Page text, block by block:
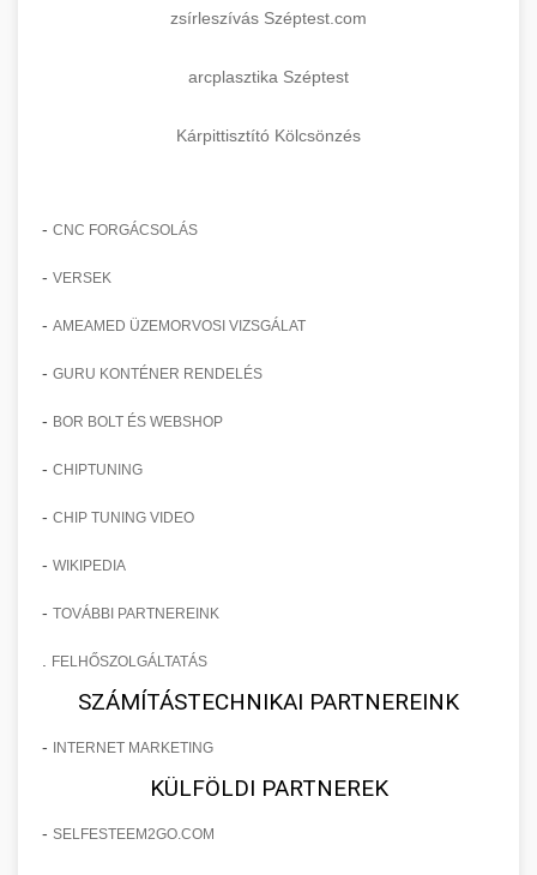
zsírleszívás Széptest.com
arcplasztika Széptest
Kárpittisztító Kölcsönzés
- CNC FORGÁCSOLÁS
- VERSEK
- AMEAMED ÜZEMORVOSI VIZSGÁLAT
- GURU KONTÉNER RENDELÉS
- BOR BOLT ÉS WEBSHOP
- CHIPTUNING
- CHIP TUNING VIDEO
- WIKIPEDIA
- TOVÁBBI PARTNEREINK
FELHŐSZOLGÁLTATÁS
SZÁMÍTÁSTECHNIKAI PARTNEREINK
- INTERNET MARKETING
KÜLFÖLDI PARTNEREK
- SELFESTEEM2GO.COM